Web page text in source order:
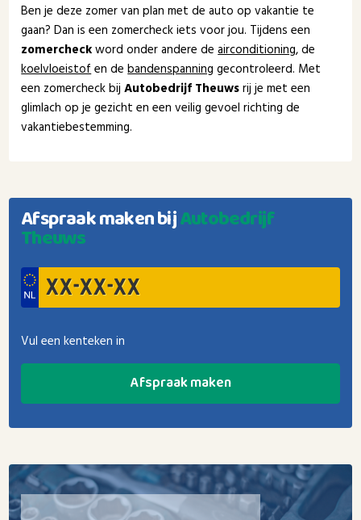
Ben je deze zomer van plan met de auto op vakantie te
gaan? Dan is een zomercheck iets voor jou. Tijdens een
zomercheckword onder andere deairconditioning, de
koelvloeistofen debandenspanning gecontroleerd. Met
een zomercheck bijAutobedrijf Theuwsrij je met een
glimlach op je gezicht en een veilig gevoel richting de
vakantiebestemming.
Afspraak maken bijAutobedrijf
Theuws
Vul een kenteken in
Afspraak maken